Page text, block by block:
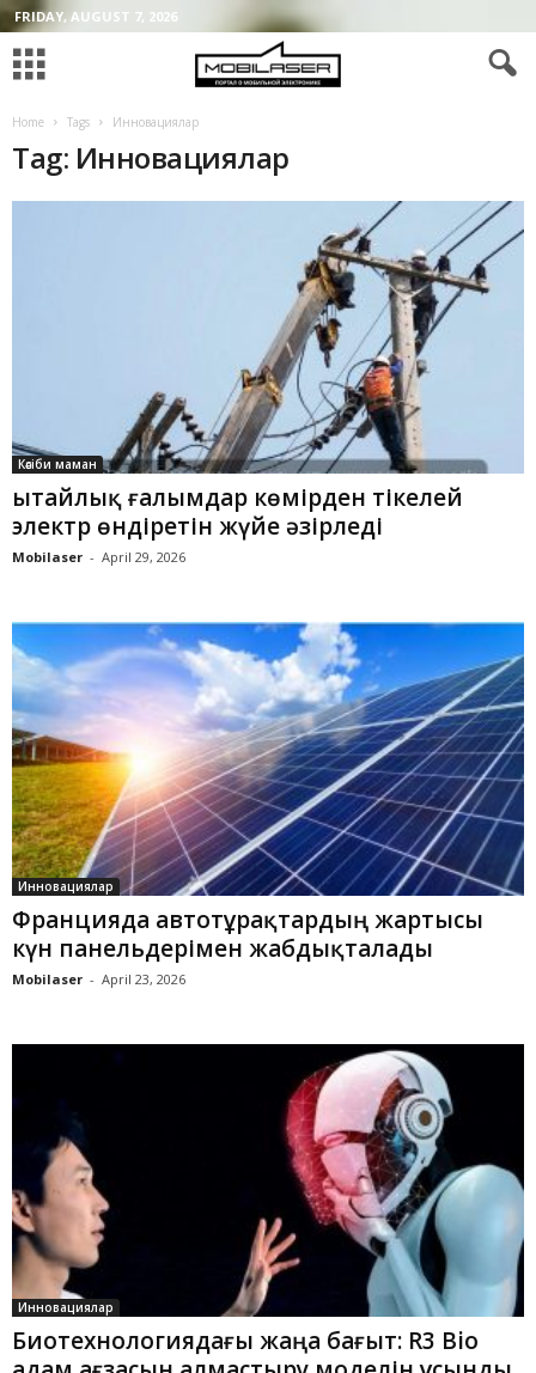
FRIDAY, AUGUST 7, 2026
Home Tags Инновациялар
Tag: Инновациялар
Кәсіби маман
Қытайлық ғалымдар көмірден тікелей
электр өндіретін жүйе әзірледі
Mobilaser - April 29, 2026
Инновациялар
Францияда автотұрақтардың жартысы
күн панельдерімен жабдықталады
Mobilaser - April 23, 2026
Инновациялар
Биотехнологиядағы жаңа бағыт: R3 Bio